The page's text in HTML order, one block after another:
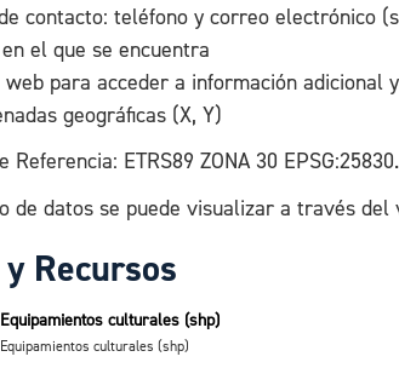
contacto: teléfono y correo electrónico
el que se encuentra
web para acceder a información adicional
geográficas (X, Y)
Referencia: ETRS89 ZONA 30 EPSG:25830.
de datos se puede visualizar a través del
Recursos
Equipamientos culturales (shp)
Equipamientos culturales (shp)